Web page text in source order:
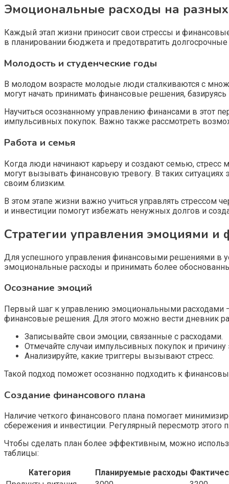
Эмоциональные расходы на
Каждый этап жизни приносит свои стрессы и
в планировании бюджета и предотвратить
Молодость и студенческие годы
В молодом возрасте молодые люди сталкиваются с
могут начать принимать финансовые решения,
Научиться осознанному управлению финансами в этот
импульсивных покупок. Важно также рассмотреть
Работа и семья
Когда люди начинают карьеру и создают семью, стресс
могут вызывать финансовую тревогу. В таких
своим близким.
В этом этапе жизни важно учиться управлять стрессом
и инвестиции помогут избежать ненужных долгов и
Стратегии управления эмоциями и
Для успешного управления финансовыми решениями в
эмоциональные расходы и принимать более
Осознание эмоций
Первый шаг к управлению эмоциональными расходами —
финансовые решения. Для этого можно вести дневник
Записывайте свои эмоции, связанные с расходами.
Отмечайте случаи импульсивных покупок и причину
Анализируйте, какие триггеры вызывают стресс.
Такой подход поможет осознанно подходить к
Создание финансового плана
Наличие четкого финансового плана помогает
сбережения и инвестиции. Регулярный пересмотр этого
Чтобы сделать план более эффективным, можно
таблицы:
Категория
Планируемые расходы